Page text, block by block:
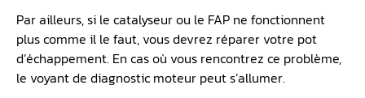
Par ailleurs, si le catalyseur ou le FAP ne fonctionnent
plus comme il le faut, vous devrez réparer votre pot
d’échappement. En cas où vous rencontrez ce problème,
le voyant de diagnostic moteur peut s’allumer.